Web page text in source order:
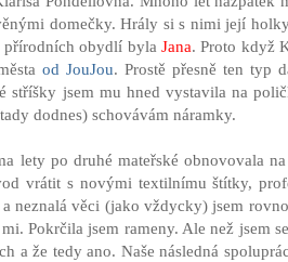
domečky. Hrály si s nimi její
přírodních obydlí byla Jana. Proto když
od JouJou. Prostě přesně ten typ
stříšky jsem mu hned vystavila na
dodnes) schovávám náramky.
lety po druhé mateřské obnovovala
vrátit s novými textilnímu štítky,
neznalá věci (jako vždycky) jsem
Pokrčila jsem rameny. Ale než jsem
a že tedy ano. Naše následná